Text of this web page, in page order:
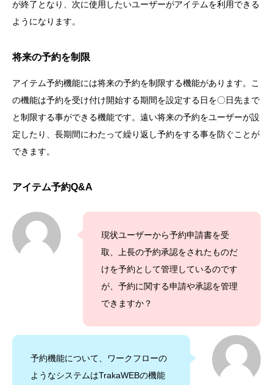
が終了となり、次に使用したいユーザーがアイテムを利用できる
ようになります。
将来の予約を制限
アイテム予約機能には将来の予約を制限する機能があります。こ
の機能は予約を受け付け開始する期間を設定する日を〇日先まで
と制限する事ができる機能です。遠い将来の予約をユーザーが設
定したり、長期間にわたって繰り返し予約をする事を防ぐことが
できます。
アイテム予約Q&A
現状ユーザーから予約申請書を受
取、上長の予約承認をされたものだ
けを予約として管理しているのです
が、予約に関する申請や承認を管理
できますか？
予約機能について、ワークフローの
ようなシステムはTrakaWEBの機能